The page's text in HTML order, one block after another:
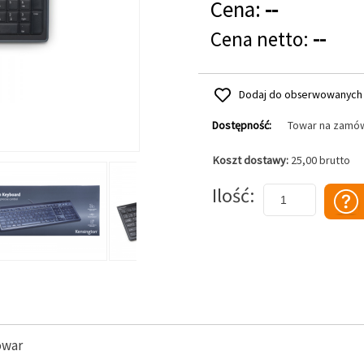
Cena: --
Cena netto: --
Dodaj do obserwowanych
Dostępność: Towar na
Koszt dostawy: 25,00 brutto
Ilość